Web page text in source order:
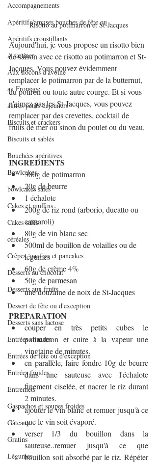
Accompagnements
Apéritifs/amuses bouches de fête ou
Apéritifs croustillants
A tartiner
Aux flocons d'avoine
au Fromage
autres petits déjeuners
Biscuits et crackers
Biscuits et sablés
Bouchées apéritives
Bowlcakes
bowlcakes salés
Cakes et muffins
Cakes salés
céréales
Crêpes, gaufres et pancakes
Desserts au chocolat
Desserts aux fruits
Dessert de fête ou d'exception
Desserts sans lactose
Entrées chaudes
Entrées de fête ou d'exception
Entrées froides
Entremets
Gaspachos et soupes froides
Gâteaux
Gratins
Légumes
Risotto au potimarron et St-Jacques
Aujourd'hui, je vous propose un risotto bien
de saison avec ce risotto au potimarron et St-
Jacques. Vous pouvez évidemment
remplacer le potimarron par de la butternut,
du potiron ou toute autre courge. Et si vous
n'aimez pas les St-Jacques, vous pouvez
remplacer par des crevettes, cocktail de
fruits de mer ou sinon du poulet ou du veau.
INGREDIENTS
300g de potimarron
20g de beurre
1 échalote
200g de riz rond (arborio, ducatto ou
carnaroli)
80g de vin blanc sec
500ml de bouillon de volailles ou de
légumes
60g de crème 4%
50g de parmesan
une douzaine de noix de St-Jacques
PREPARATION
couper en très petits cubes le
potimarron et cuire à la vapeur une
vingtaine de minutes.
en parallèle, faire fondre 10g de beurre
dans une sauteuse avec l'échalote
finement ciselée, et nacrer le riz durant
2 minutes.
ajouter le vin blanc et remuer jusqu'à ce
que le vin soit évaporé.
verser 1/3 du bouillon dans la
sauteuse..remuer jusqu'à ce que
bouillon soit absorbé par le riz. Répéter